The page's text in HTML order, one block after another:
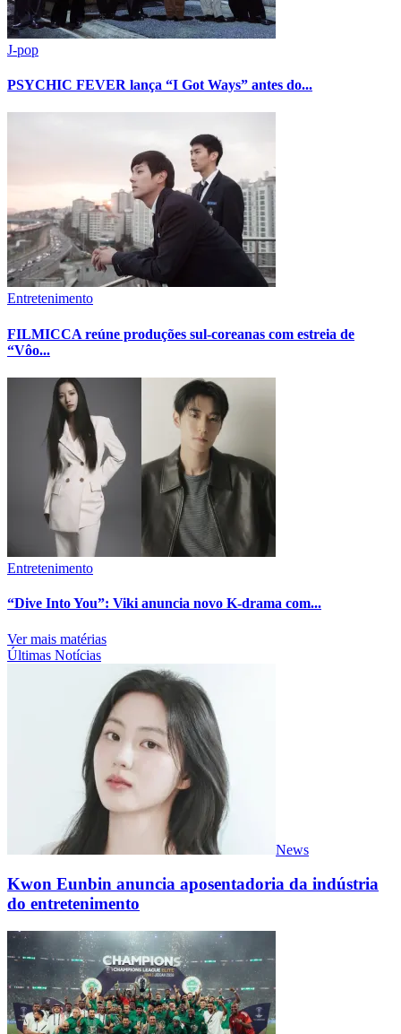
J-pop
PSYCHIC FEVER lança “I Got Ways” antes do...
Entretenimento
FILMICCA reúne produções sul-coreanas com estreia de
“Vôo...
Entretenimento
“Dive Into You”: Viki anuncia novo K-drama com...
Ver mais matérias
Últimas Notícias
News
Kwon Eunbin anuncia aposentadoria da indústria
do entretenimento